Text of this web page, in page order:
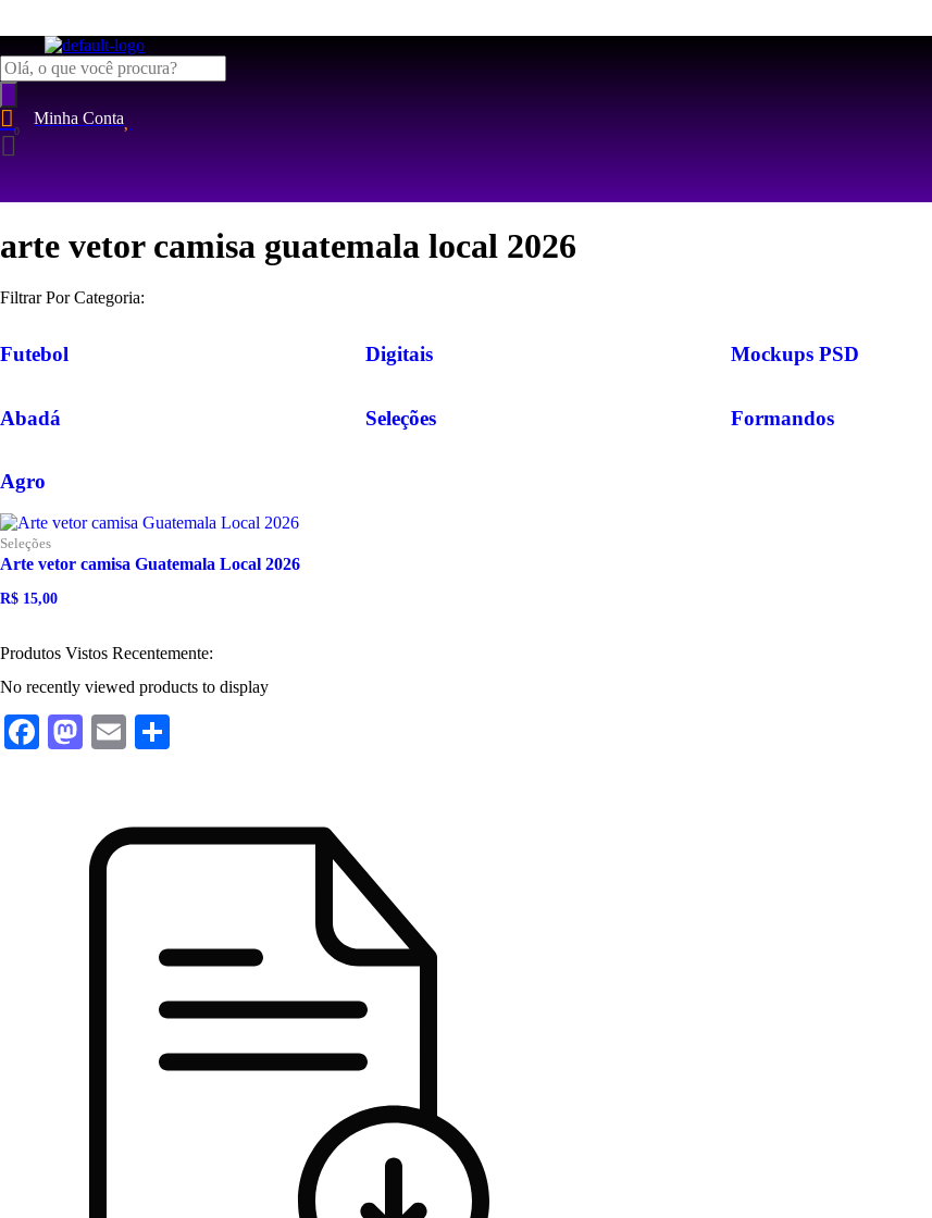
Pesquisar
produtos
Minha Conta
arte vetor camisa guatemala local 2026
Filtrar Por Categoria:
Futebol Digitais Mockups PSD
Abadá Seleções Formandos
Agro
Seleções
Arte vetor camisa Guatemala Local 2026
O
era:
R$ 15,00
O
é:
Produtos Vistos Recentemente:
No recently viewed products to display
Facebook
Mastodon
Email